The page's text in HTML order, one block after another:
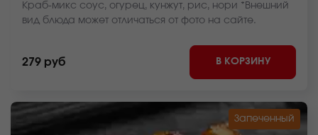
Краб-микс соус, огурец, кунжут, рис, нори *Внешний
вид блюда может отличаться от фото на сайте.
279 руб В КОРЗИНУ
Запеченный